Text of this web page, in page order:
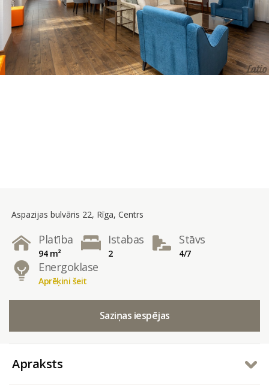
Aspazijas bulvāris 22, Rīga, Centrs
Platība
94 m²
Istabas
2
Stāvs
4/7
Energoklase
Aprēķini šeit
Saziņas iespējas
Apraksts